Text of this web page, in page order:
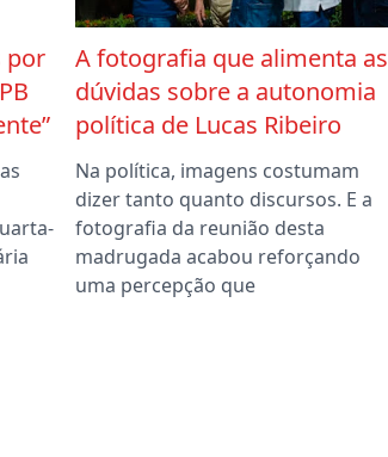
por
A fotografia que alimenta as
dúvidas sobre a autonomia
política de Lucas Ribeiro
Na política, imagens costumam
dizer tanto quanto discursos. E a
fotografia da reunião desta
madrugada acabou reforçando
uma percepção que